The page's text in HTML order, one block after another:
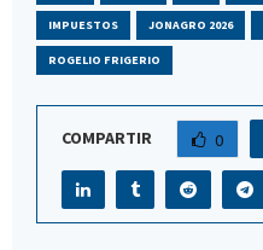
IMPUESTOS JONAGRO 2026
ROGELIO FRIGERIO
COMPARTIR 0